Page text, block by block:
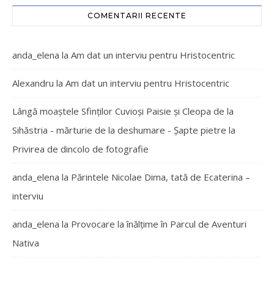
COMENTARII RECENTE
anda_elena la Am dat un interviu pentru Hristocentric
Alexandru la Am dat un interviu pentru Hristocentric
Lângă moaștele Sfinților Cuvioși Paisie și Cleopa de la
Sihăstria - mărturie de la deshumare - Şapte pietre la
Privirea de dincolo de fotografie
anda_elena la Părintele Nicolae Dima, tată de Ecaterina –
interviu
anda_elena la Provocare la înălțime în Parcul de Aventuri
Nativa